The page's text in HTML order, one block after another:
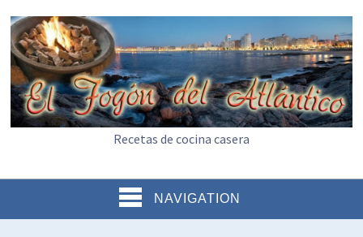
Recetas de cocina casera
NAVIGATION